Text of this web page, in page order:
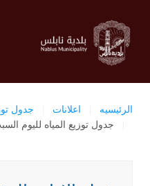
الرئيسيه اعلانات
جدول
جدول توزيع المياه لليوم السبت 18-8-